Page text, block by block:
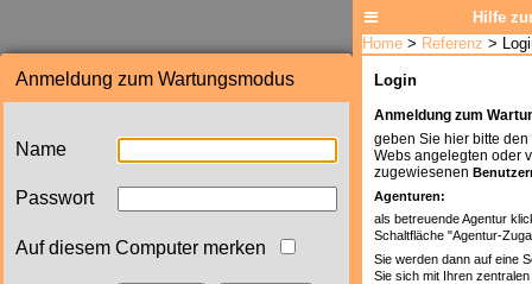
Anmeldung zum Wartungsmodus
Name
Passwort
Auf diesem Computer merken